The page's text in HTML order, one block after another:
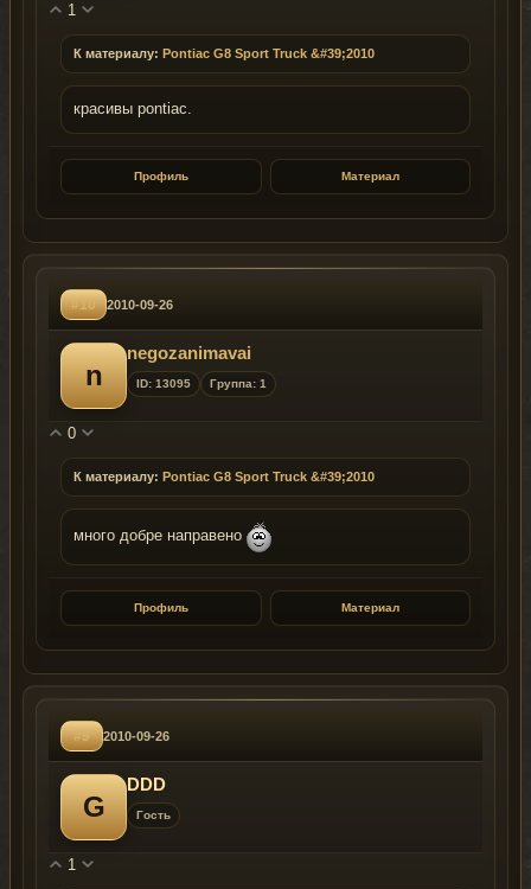
1
К материалу: Pontiac G8 Sport Truck &#39;2010
красивы pontiac.
Профиль Материал
#10 2010-09-26
n
negozanimavai
ID: 13095 Группа: 1
0
К материалу: Pontiac G8 Sport Truck &#39;2010
много добре направено
Профиль Материал
#9 2010-09-26
G
DDD
Гость
1